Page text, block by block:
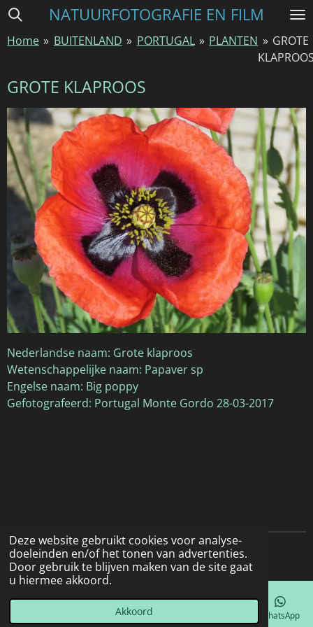
Deze website gebruikt cookies voor analyse-
doeleinden en/of het tonen van advertenties.
Door gebruik te blijven maken van de site gaat
u hiermee akkoord.
Akkoord
Ga
naar
hoofdinhoud
NATUURFOTOGRAFIE EN FILM
Home » BUITENLAND » PORTUGAL » PLANTEN » GROTE
GROTE KLAPROOS
Nederlandse naam: Grote klaproos
Wetenschappelijke naam: Papaver sp
Engelse naam: Big poppy
Gefotografeerd: Portugal Monte Gordo 28-03-2017
© 2022 - 2026 Natuurfotografie
Telefoonnummer WhatsApp